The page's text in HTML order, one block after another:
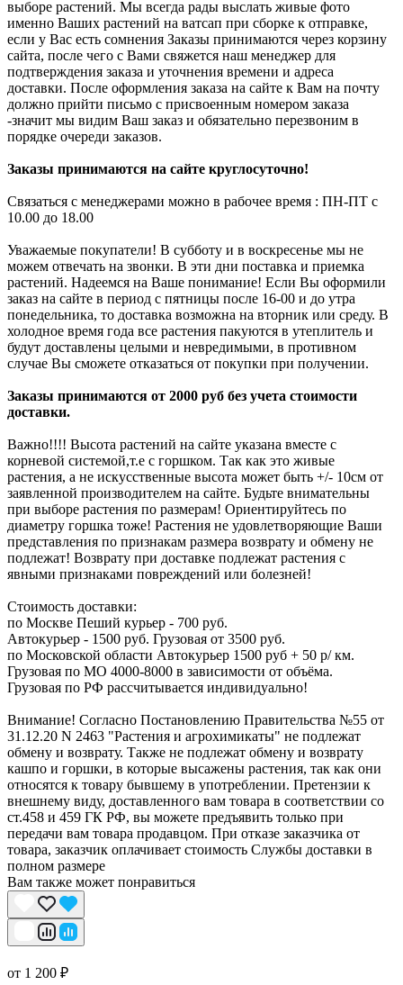
выборе растений. Мы всегда рады выслать живые фото
именно Ваших растений на ватсап при сборке к отправке,
если у Вас есть сомнения Заказы принимаются через корзину
сайта, после чего с Вами свяжется наш менеджер для
подтверждения заказа и уточнения времени и адреса
доставки. После оформления заказа на сайте к Вам на почту
должно прийти письмо с присвоенным номером заказа
-значит мы видим Ваш заказ и обязательно перезвоним в
порядке очереди заказов.
Заказы принимаются на сайте круглосуточно!
Связаться с менеджерами можно в рабочее время : ПН-ПТ с
10.00 до 18.00
Уважаемые покупатели! В субботу и в воскресенье мы не
можем отвечать на звонки. В эти дни поставка и приемка
растений. Надеемся на Ваше понимание! Если Вы оформили
заказ на сайте в период с пятницы после 16-00 и до утра
понедельника, то доставка возможна на вторник или среду. В
холодное время года все растения пакуются в утеплитель и
будут доставлены целыми и невредимыми, в противном
случае Вы сможете отказаться от покупки при получении.
Заказы принимаются от 2000 руб без учета стоимости
доставки.
Важно!!!! Высота растений на сайте указана вместе с
корневой системой,т.е с горшком. Так как это живые
растения, а не искусственные высота может быть +/- 10см от
заявленной производителем на сайте. Будьте внимательны
при выборе растения по размерам! Ориентируйтесь по
диаметру горшка тоже! Растения не удовлетворяющие Ваши
представления по признакам размера возврату и обмену не
подлежат! Возврату при доставке подлежат растения с
явными признаками повреждений или болезней!
Стоимость доставки:
по Москве Пеший курьер - 700 руб.
Автокурьер - 1500 руб. Грузовая от 3500 руб.
по Московской области Автокурьер 1500 руб + 50 р/ км.
Грузовая по МО 4000-8000 в зависимости от объёма.
Грузовая по РФ рассчитывается индивидуально!
Внимание! Согласно Постановлению Правительства №55 от
31.12.20 N 2463 "Растения и агрохимикаты" не подлежат
обмену и возврату. Также не подлежат обмену и возврату
кашпо и горшки, в которые высажены растения, так как они
относятся к товару бывшему в употреблении. Претензии к
внешнему виду, доставленного вам товара в соответствии со
ст.458 и 459 ГК РФ, вы можете предъявить только при
передачи вам товара продавцом. При отказе заказчика от
товара, заказчик оплачивает стоимость Службы доставки в
полном размере
Вам также может понравиться
от 1 200 ₽